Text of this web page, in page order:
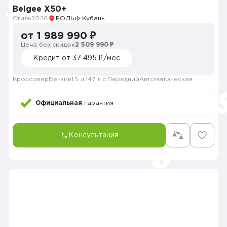
Belgee X50+
Стиль2026 РОЛЬФ Кубань
от 1 989 990 ₽
Цена без скидок2 509 990 ₽
Кредит от 37 495 ₽/мес
Кроссовер Бензин1.5 л. 147 л.с. ПереднийАвтоматическая
Официальная гарантия
Консультация